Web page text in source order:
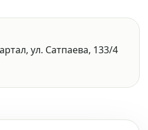
ул. Сатпаева, 133/4